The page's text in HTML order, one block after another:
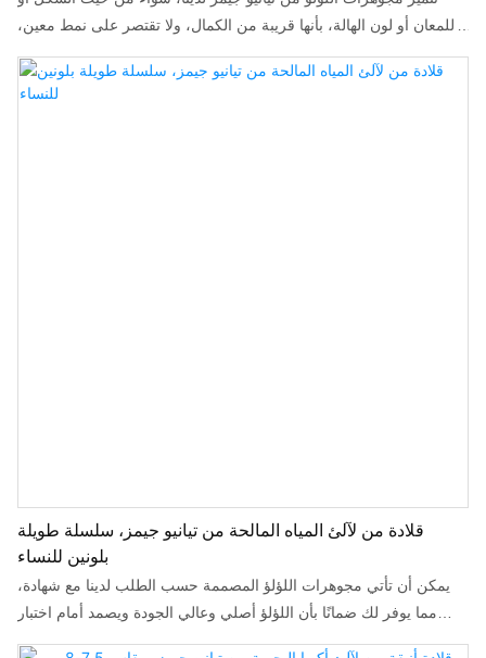
اللمعان أو لون الهالة، بأنها قريبة من الكمال، ولا تقتصر على نمط معين،
الأقراط ناعمة وانسيابية، لا تسودّ ولا تبهت، ولا تسبب الحساسية، سهلة
قلادة من لآلئ المياه المالحة من تيانيو جيمز، سلسلة طويلة
بلونين للنساء
يمكن أن تأتي مجوهرات اللؤلؤ المصممة حسب الطلب لدينا مع شهادة،
مما يوفر لك ضمانًا بأن اللؤلؤ أصلي وعالي الجودة ويصمد أمام اختبار